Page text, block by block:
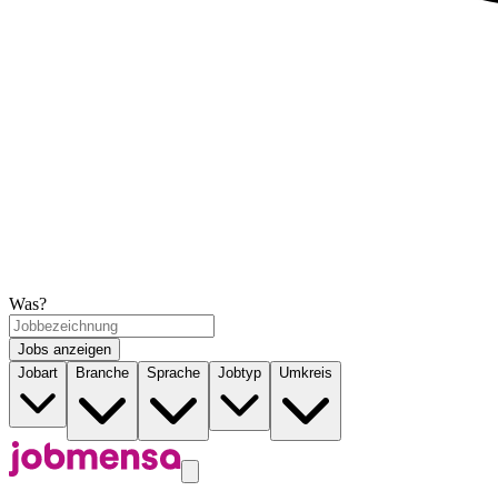
Was?
Jobs anzeigen
Jobart
Branche Sprache Jobtyp Umkreis